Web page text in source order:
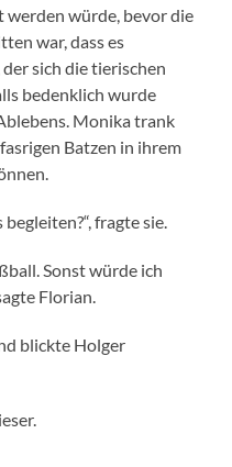
werden würde, bevor die
war, dass es
sich die tierischen
bedenklich wurde
Monika trank
Batzen in ihrem
fragte sie.
Sonst würde ich
Florian.
blickte Holger